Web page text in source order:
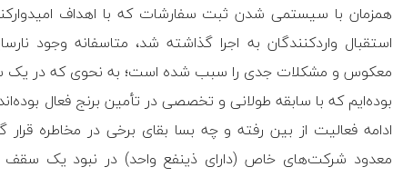
همزمان با سیستمی شدن ثبت سفارشات که با اهداف
استقبال واردکنندگان به اجرا گذاشته شد، متاسفانه وجود
معکوس و مشکلات جدی را سبب شده است؛ به نحوی که در یک
بوده‌ایم که با سابقه طولانی و تخصصی در تأمین برنج فعال
ادامه فعالیت از بین رفته و چه بسا بقای برخی در مخاطره
معدود شرکت‌های خاص (دارای ذینفع واحد) در نبود یک سقف